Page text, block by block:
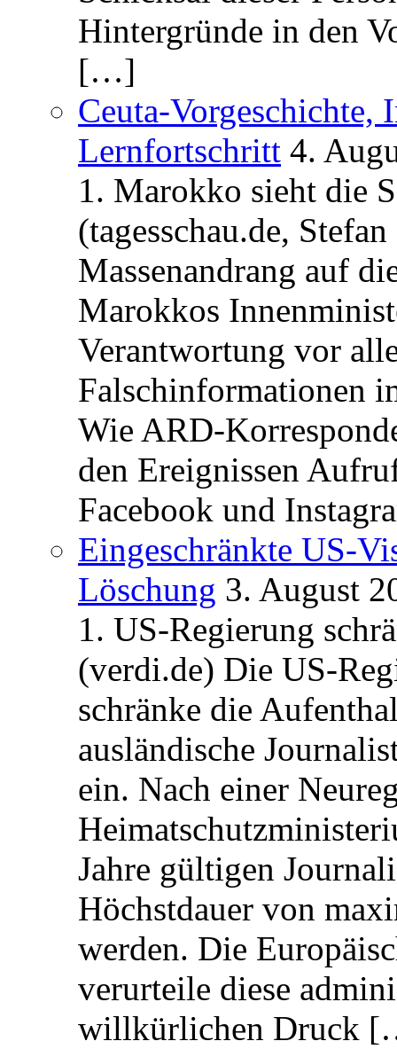
Hintergründe in den
[…]
Ceuta-Vorgeschichte,
Lernfortschritt 4.
1. Marokko sieht die
(tagesschau.de,
Massenandrang auf
Marokkos
Verantwortung vor
Falschinformationen
Wie ARD-
den Ereignissen
Facebook und
Eingeschränkte US-
Löschung 3. August
1. US-Regierung
(verdi.de) Die US-
schränke die
ausländische
ein. Nach einer
Jahre gültigen
Höchstdauer von
werden. Die
verurteile diese
willkürlichen Druck